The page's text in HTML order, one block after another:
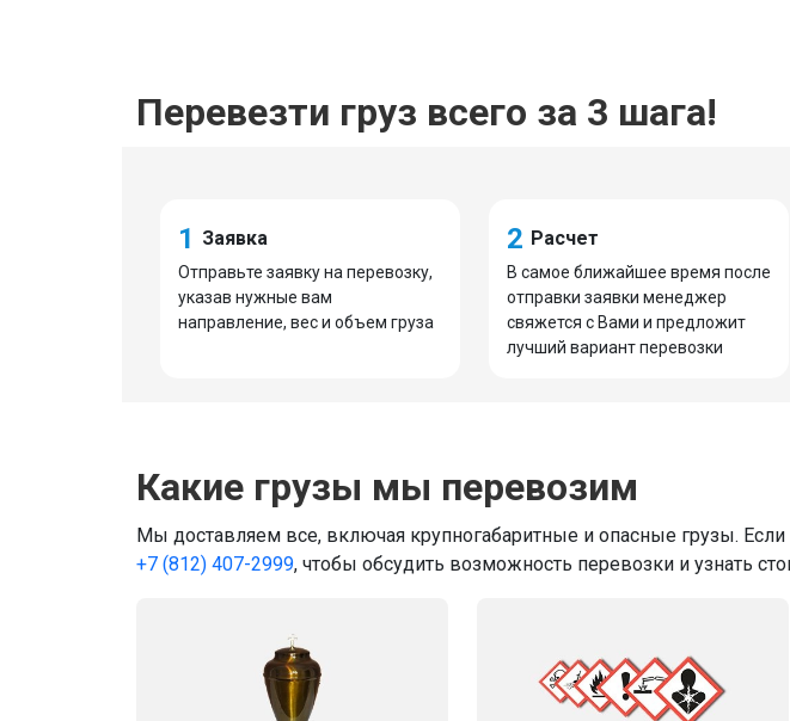
Перевезти груз всего за 3 шага!
1 Заявка
Отправьте заявку на перевозку,
указав нужные вам
направление, вес и объем груза
2 Расчет
В самое ближайшее время после
отправки заявки менеджер
свяжется с Вами и предложит
лучший вариант перевозки
Какие грузы мы перевозим
Мы доставляем все, включая крупногабаритные и опасные грузы.
+7 (812) 407-2999, чтобы обсудить возможность перевозки и узнать